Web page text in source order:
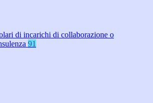
di incarichi di collaborazione o
91